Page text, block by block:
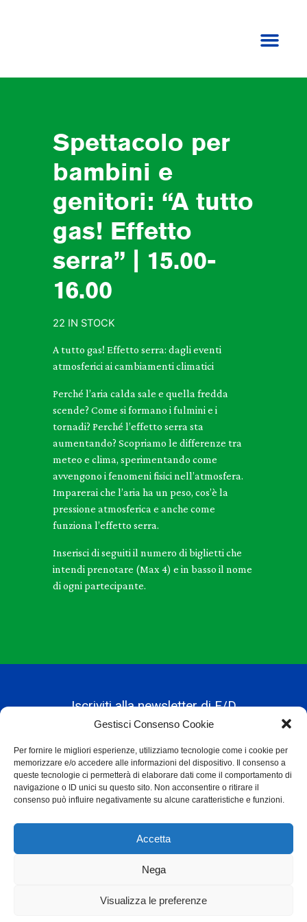
Gestisci Consenso Cookie
Per fornire le migliori esperienze, utilizziamo tecnologie come i cookie per
memorizzare e/o accedere alle informazioni del dispositivo. Il consenso a
queste tecnologie ci permetterà di elaborare dati come il comportamento di
navigazione o ID unici su questo sito. Non acconsentire o ritirare il
consenso può influire negativamente su alcune caratteristiche e funzioni.
Accetta
Nega
Visualizza le preferenze
Spettacolo per
bambini e
genitori: “A tutto
gas! Effetto
serra” | 15.00-
16.00
22 IN STOCK
A tutto gas! Effetto serra: dagli eventi
atmosferici ai cambiamenti climatici
Perché l’aria calda sale e quella fredda
scende? Come si formano i fulmini e i
tornadi? Perché l’effetto serra sta
aumentando? Scopriamo le differenze tra
meteo e clima, sperimentando come
avvengono i fenomeni fisici nell’atmosfera.
Imparerai che l’aria ha un peso, cos’è la
pressione atmosferica e anche come
funziona l’effetto serra.
Inserisci di seguiti il numero di biglietti che
intendi prenotare (Max 4) e in basso il nome
di ogni partecipante.
Iscriviti alla newsletter di F/D
Alternative:
Privacy Policy